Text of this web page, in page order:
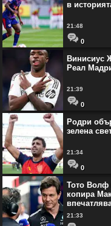
в
21:48
0
Винисиус
Реал
21:39
0
Родри
зелена
21:34
0
Тото Волф
копира
21:33